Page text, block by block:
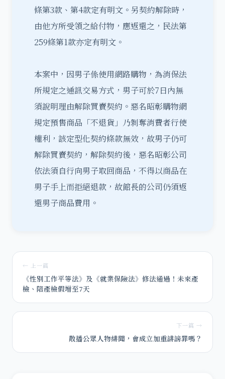
條第3款、第4款定有明文。另契約解除時，
由他方所受領之給付物，應返還之，民法第
259條第1款亦定有明文。
本案中，因男子係使用網路購物，為消保法
所規定之通訊交易方式，男子可於7日內無
須說明理由解除買賣契約。惡名昭彰購物網
規定預售商品「不退貨」乃剝奪消費者行使
權利，該定型化契約條款無效，故男子仍可
解除買賣契約，解除契約後，惡名昭彰公司
依法須自行向男子取回商品，不得以商品在
男子手上而拒絕退款，故館長的公司仍須返
還男子商品費用。
← 上一篇
《性別工作平等法》及《就業保險法》修法通過！未來產
檢、陪產檢假增至7天
下一篇 →
散播公眾人物緋聞，會成立加重誹謗罪嗎？